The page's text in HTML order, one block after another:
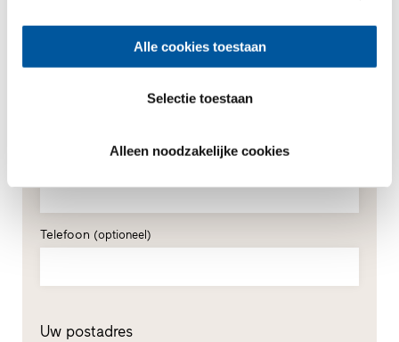
Alle cookies toestaan
Selectie toestaan
Alleen noodzakelijke cookies
Telefoon (optioneel)
Uw postadres